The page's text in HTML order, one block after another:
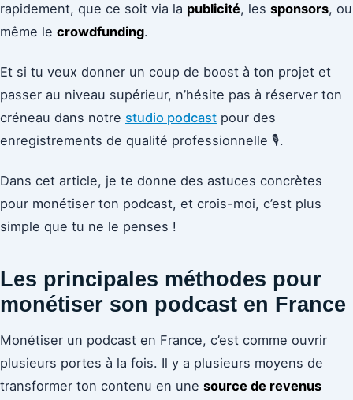
rapidement, que ce soit via la publicité, les sponsors, ou
même le crowdfunding.
Et si tu veux donner un coup de boost à ton projet et
passer au niveau supérieur, n’hésite pas à réserver ton
créneau dans notre studio podcast pour des
enregistrements de qualité professionnelle 🎙️.
Dans cet article, je te donne des astuces concrètes
pour monétiser ton podcast, et crois-moi, c’est plus
simple que tu ne le penses !
Les principales méthodes pour
monétiser son podcast en France
Monétiser un podcast en France, c’est comme ouvrir
plusieurs portes à la fois. Il y a plusieurs moyens de
transformer ton contenu en une source de revenus